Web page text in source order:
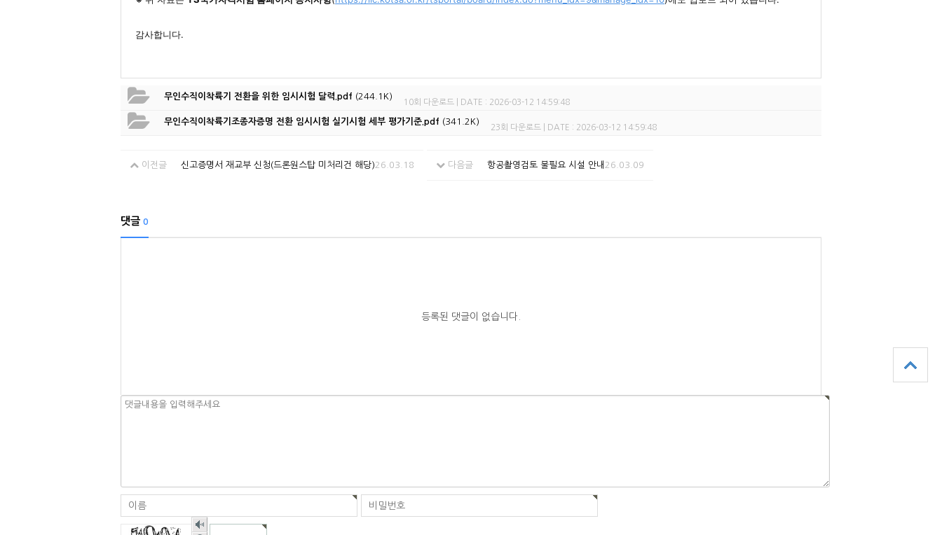
감사합니다.
무인수직이착륙기 전환을 위한 임시시험 달력.pdf (244.1K)
10회 다운로드 | DATE : 2026-03-12 14:59:48
무인수직이착륙기조종자증명 전환 임시시험 실기시험 세부 평가기준.pdf (341.2K)
23회 다운로드 | DATE : 2026-03-12 14:59:48
이전글 신고증명서 재교부 신청(드론원스탑 미처리건 해당)26.03.18 다음글 항공촬영검토 불필요 시설 안내 26.03.09
댓글 0
등록된 댓글이 없습니다.
숫